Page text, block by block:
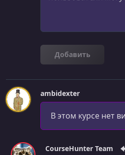
Добавить
ambidexter
В этом курсе нет
CourseHunter Team